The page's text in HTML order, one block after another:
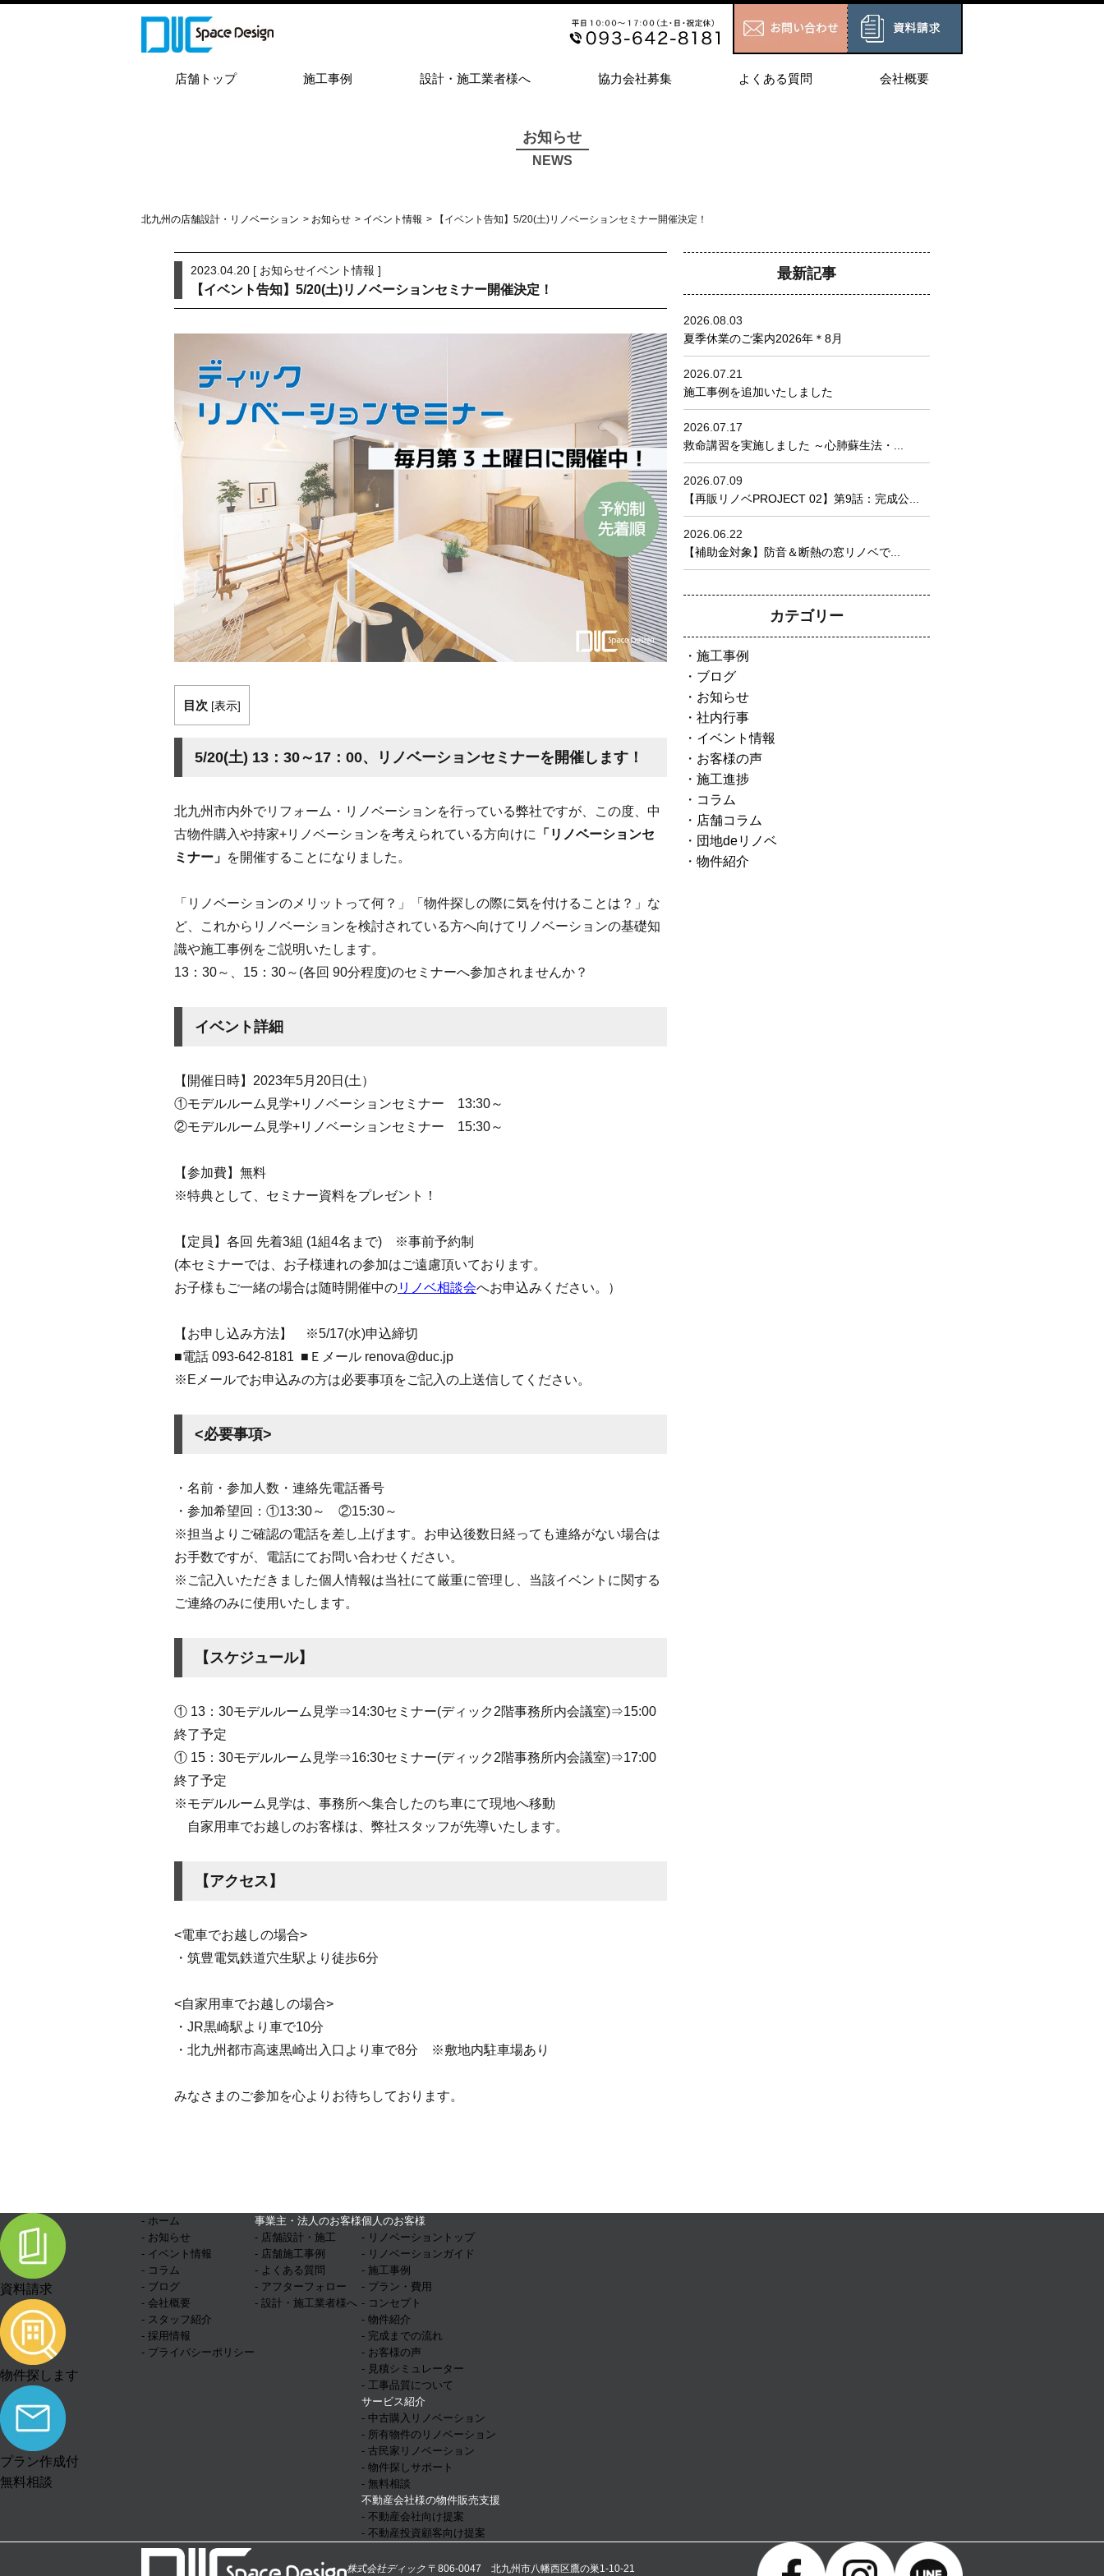
店舗トップ 施工事例 設計・施工業者様へ 協力会社募集 よくある質問 会社概要
お知らせ
NEWS
北九州の店舗設計・リノベーション > お知らせ > イベント情報 > 【イベント告知】5/20(土)リノベーションセミナー開催決定！
2023.04.20 [ お知らせイベント情報 ]
【イベント告知】5/20(土)リノベーションセミナー開催決定！
目次 [表示]
5/20(土) 13：30～17：00、リノベーションセミナーを開催します！
北九州市内外でリフォーム・リノベーションを行っている弊社ですが、この度、中
古物件購入や持家+リノベーションを考えられている方向けに
「リノベーションセ
ミナー」 を開催することになりました。
「リノベーションのメリットって何？」「物件探しの際に気を付けることは？」な
ど、これからリノベーションを検討されている方へ向けてリノベーションの基礎知
識や施工事例をご説明いたします。
13：30～、15：30～(各回 90分程度)のセミナーへ参加されませんか？
イベント詳細
【開催日時】2023年5月20日(土）
①モデルルーム見学+リノベーションセミナー 13:30～
②モデルルーム見学+リノベーションセミナー 15:30～
【参加費】無料
※特典として、セミナー資料をプレゼント！
【定員】各回 先着3組 (1組4名まで) ※事前予約制
(本セミナーでは、お子様連れの参加はご遠慮頂いております。
お子様もご一緒の場合は随時開催中のリノベ相談会へお申込みください。）
【お申し込み方法】 ※5/17(水)申込締切
■電話 093-642-8181 ■Ｅメール renova@duc.jp
※Eメールでお申込みの方は必要事項をご記入の上送信してください。
<必要事項>
・名前・参加人数・連絡先電話番号
・参加希望回：①13:30～ ②15:30～
※担当よりご確認の電話を差し上げます。お申込後数日経っても連絡がない場合は
お手数ですが、電話にてお問い合わせください。
※ご記入いただきました個人情報は当社にて厳重に管理し、当該イベントに関する
ご連絡のみに使用いたします。
【スケジュール】
① 13：30モデルルーム見学⇒14:30セミナー(ディック2階事務所内会議室)⇒15:00
終了予定
① 15：30モデルルーム見学⇒16:30セミナー(ディック2階事務所内会議室)⇒17:00
終了予定
※モデルルーム見学は、事務所へ集合したのち車にて現地へ移動
自家用車でお越しのお客様は、弊社スタッフが先導いたします。
【アクセス】
<電車でお越しの場合>
・筑豊電気鉄道穴生駅より徒歩6分
<自家用車でお越しの場合>
・JR黒崎駅より車で10分
・北九州都市高速黒崎出入口より車で8分 ※敷地内駐車場あり
みなさまのご参加を心よりお待ちしております。
最新記事
2026.08.03
夏季休業のご案内2026年＊8月
2026.07.21
施工事例を追加いたしました
2026.07.17
救命講習を実施しました ～心肺蘇生法・...
2026.07.09
【再販リノベPROJECT 02】第9話：完成公...
2026.06.22
【補助金対象】防音＆断熱の窓リノベで...
カテゴリー
施工事例
ブログ
お知らせ
社内行事
イベント情報
お客様の声
施工進捗
コラム
店舗コラム
団地deリノベ
物件紹介
資料請求
物件探します
プラン作成付
無料相談
- ホーム
- お知らせ
- イベント情報
- コラム
- ブログ
- 会社概要
- スタッフ紹介
- 採用情報
- プライバシーポリシー
事業主・法人のお客様
- 店舗設計・施工
- 店舗施工事例
- よくある質問
- アフターフォロー
- 設計・施工業者様へ
個人のお客様
- リノベーショントップ
- リノベーションガイド
- 施工事例
- プラン・費用
- コンセプト
- 物件紹介
- 完成までの流れ
- お客様の声
- 見積シミュレーター
- 工事品質について
サービス紹介
- 中古購入リノベーション
- 所有物件のリノベーション
- 古民家リノベーション
- 物件探しサポート
- 無料相談
不動産会社様の物件販売支援
- 不動産会社向け提案
- 不動産投資顧客向け提案
株式会社ディック 〒806-0047 北九州市八幡西区鷹の巣1-10-21